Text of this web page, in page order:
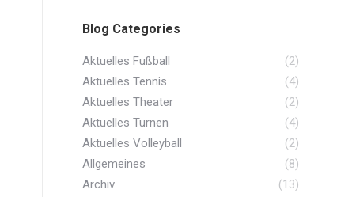
Blog Categories
Aktuelles Fußball
(2)
Aktuelles Tennis
(4)
Aktuelles Theater
(2)
Aktuelles Turnen
(4)
Aktuelles Volleyball
(2)
Allgemeines
(8)
Archiv
(13)